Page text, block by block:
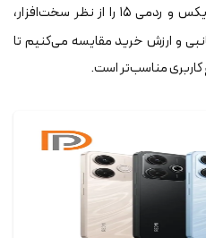
۱۳ ایکس و ردمی ۱۵ را از نظر سخت‌افزار،
و ارزش خرید مقایسه می‌کنیم تا
مناسب‌تر است.